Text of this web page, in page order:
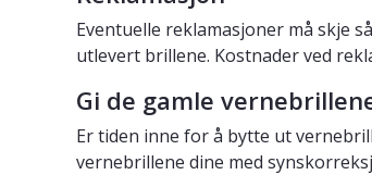
Eventuelle reklamasjoner må skje
utlevert brillene. Kostnader ved
Gi de gamle
Er tiden inne for å bytte ut
vernebrillene dine med